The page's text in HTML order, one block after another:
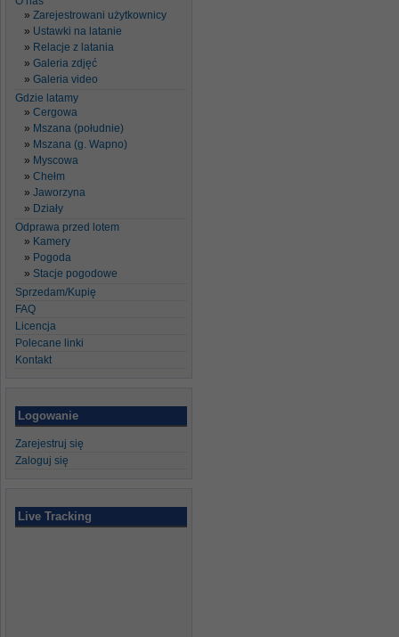
Zarejestrowani użytkownicy
Ustawki na latanie
Relacje z latania
Galeria zdjęć
Galeria video
Gdzie latamy
Cergowa
Mszana (południe)
Mszana (g. Wapno)
Myscowa
Chełm
Jaworzyna
Działy
Odprawa przed lotem
Kamery
Pogoda
Stacje pogodowe
Sprzedam/Kupię
FAQ
Licencja
Polecane linki
Kontakt
Logowanie
Zarejestruj się
Zaloguj się
Live Tracking